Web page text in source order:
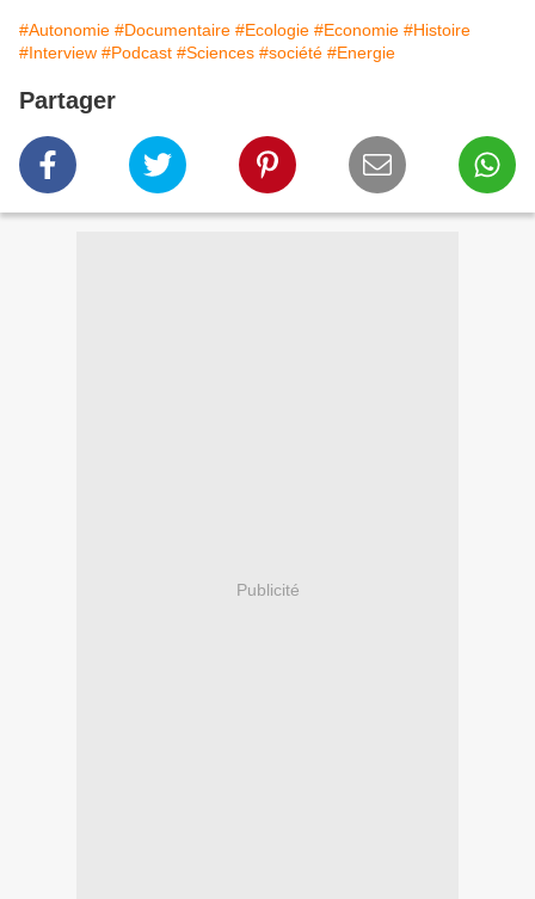
#Autonomie #Documentaire #Ecologie #Economie #Histoire
#Interview #Podcast #Sciences #société #Energie
Partager
Publicité